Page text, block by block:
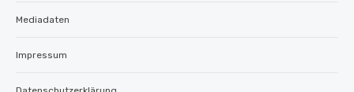
Mediadaten
Impressum